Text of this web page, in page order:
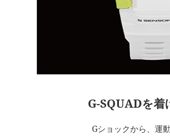
G-SQUADを着
Gショックから、運